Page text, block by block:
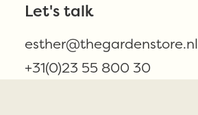
Let's talk
esther@thegardenstore.nl
+31(0)23 55 800 30